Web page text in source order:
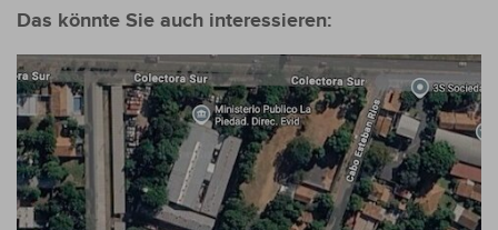
versteigern wird
in Dubai
Das könnte Sie auch interessieren: